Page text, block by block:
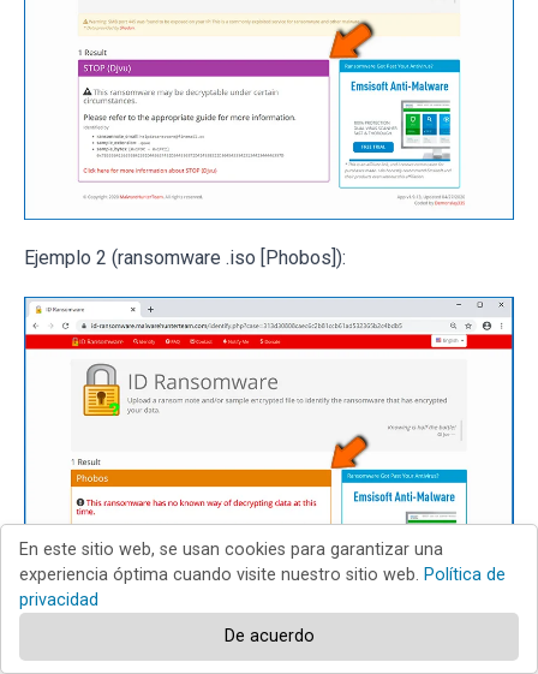
Ejemplo 2 (ransomware .iso [Phobos]):
En este sitio web, se usan cookies para garantizar una
experiencia óptima cuando visite nuestro sitio web. Política de
privacidad
De acuerdo